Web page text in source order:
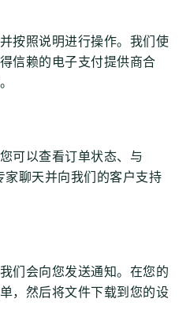
按照说明进行操作。我们使
信赖的电子支付提供商合
可以查看订单状态、与
家聊天并向我们的客户支持
们会向您发送通知。在您的
，然后将文件下载到您的设